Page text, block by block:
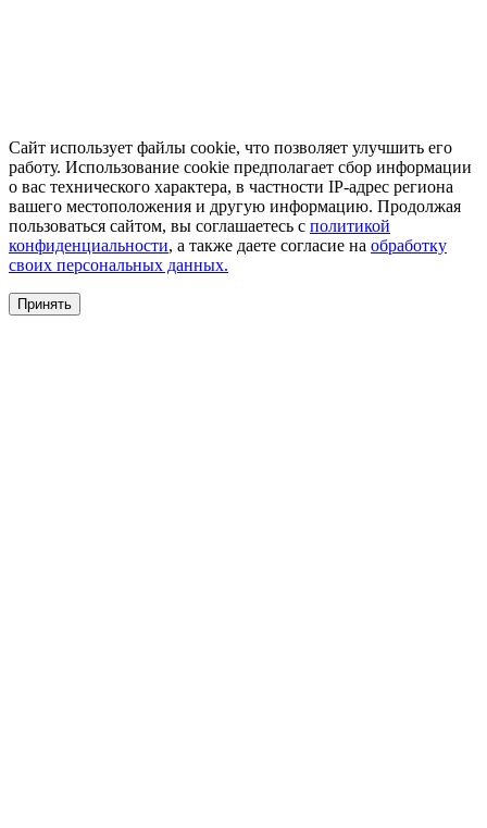
Сайт использует файлы cookie, что позволяет улучшить его
работу. Использование cookie предполагает сбор информации
о вас технического характера, в частности IP-адрес региона
вашего местоположения и другую информацию. Продолжая
пользоваться сайтом, вы соглашаетесь с политикой
конфиденциальности, а также даете согласие на обработку
своих персональных данных.
Принять